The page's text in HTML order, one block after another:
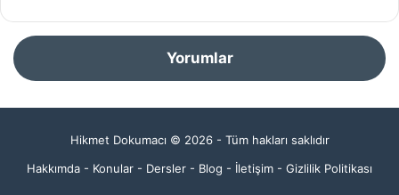
Yorumlar
Hikmet Dokumacı © 2026 - Tüm hakları saklıdır
Hakkımda - Konular - Dersler - Blog - İletişim - Gizlilik Politikası